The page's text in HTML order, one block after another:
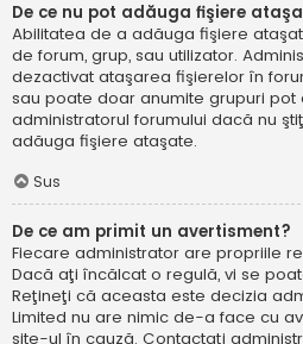
De ce nu pot adăuga fişiere
Abilitatea de a adăuga fişiere
de forum, grup, sau utilizator.
dezactivat ataşarea fişierelor în
sau poate doar anumite grupuri
administratorul forumului dacă nu
adăuga fişiere ataşate.
Sus
De ce am primit un avertisment?
Fiecare administrator are propriile
Dacă aţi încălcat o regulă, vi se
Reţineţi că aceasta este decizia
Limited nu are nimic de-a face cu
site-ul în cauză. Contactaţi